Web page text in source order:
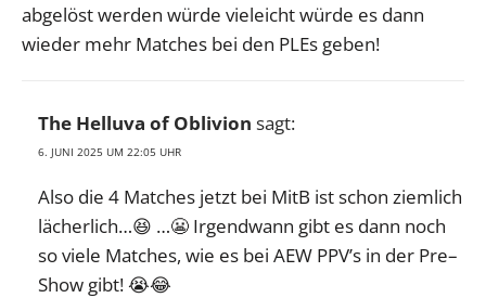
abgelöst werden würde vieleicht würde es dann
wieder mehr Matches bei den PLEs geben!
The Helluva of Oblivion sagt:
6. JUNI 2025 UM 22:05 UHR
Also die 4 Matches jetzt bei MitB ist schon ziemlich
lächerlich…😆 …😬 Irgendwann gibt es dann noch
so viele Matches, wie es bei AEW PPV’s in der Pre–
Show gibt! 😭😂